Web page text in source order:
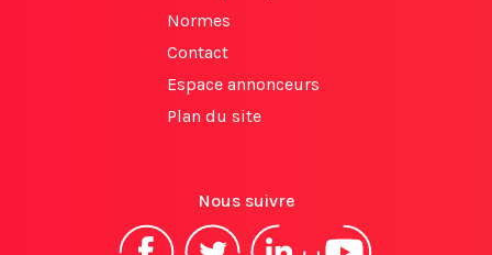
Normes
Contact
Espace annonceurs
Plan du site
Nous suivre